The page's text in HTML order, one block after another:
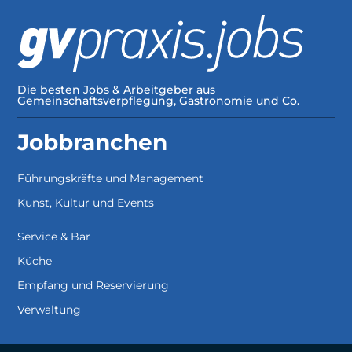
Die besten Jobs & Arbeitgeber aus
Gemeinschaftsverpflegung, Gastronomie und Co.
Jobbranchen
Führungskräfte und Management
Kunst, Kultur und Events
Service & Bar
Küche
Empfang und Reservierung
Verwaltung